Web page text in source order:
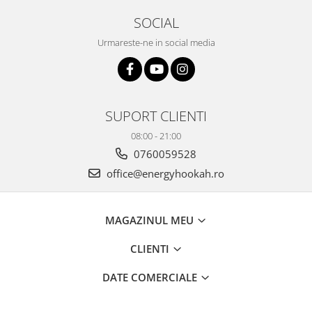
SOCIAL
Urmareste-ne in social media
SUPORT CLIENTI
08:00 - 21:00
0760059528
office@energyhookah.ro
MAGAZINUL MEU
CLIENTI
DATE COMERCIALE